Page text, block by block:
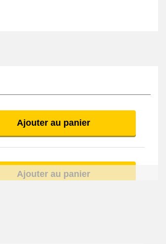
Ajouter au panier
Ajouter au panier